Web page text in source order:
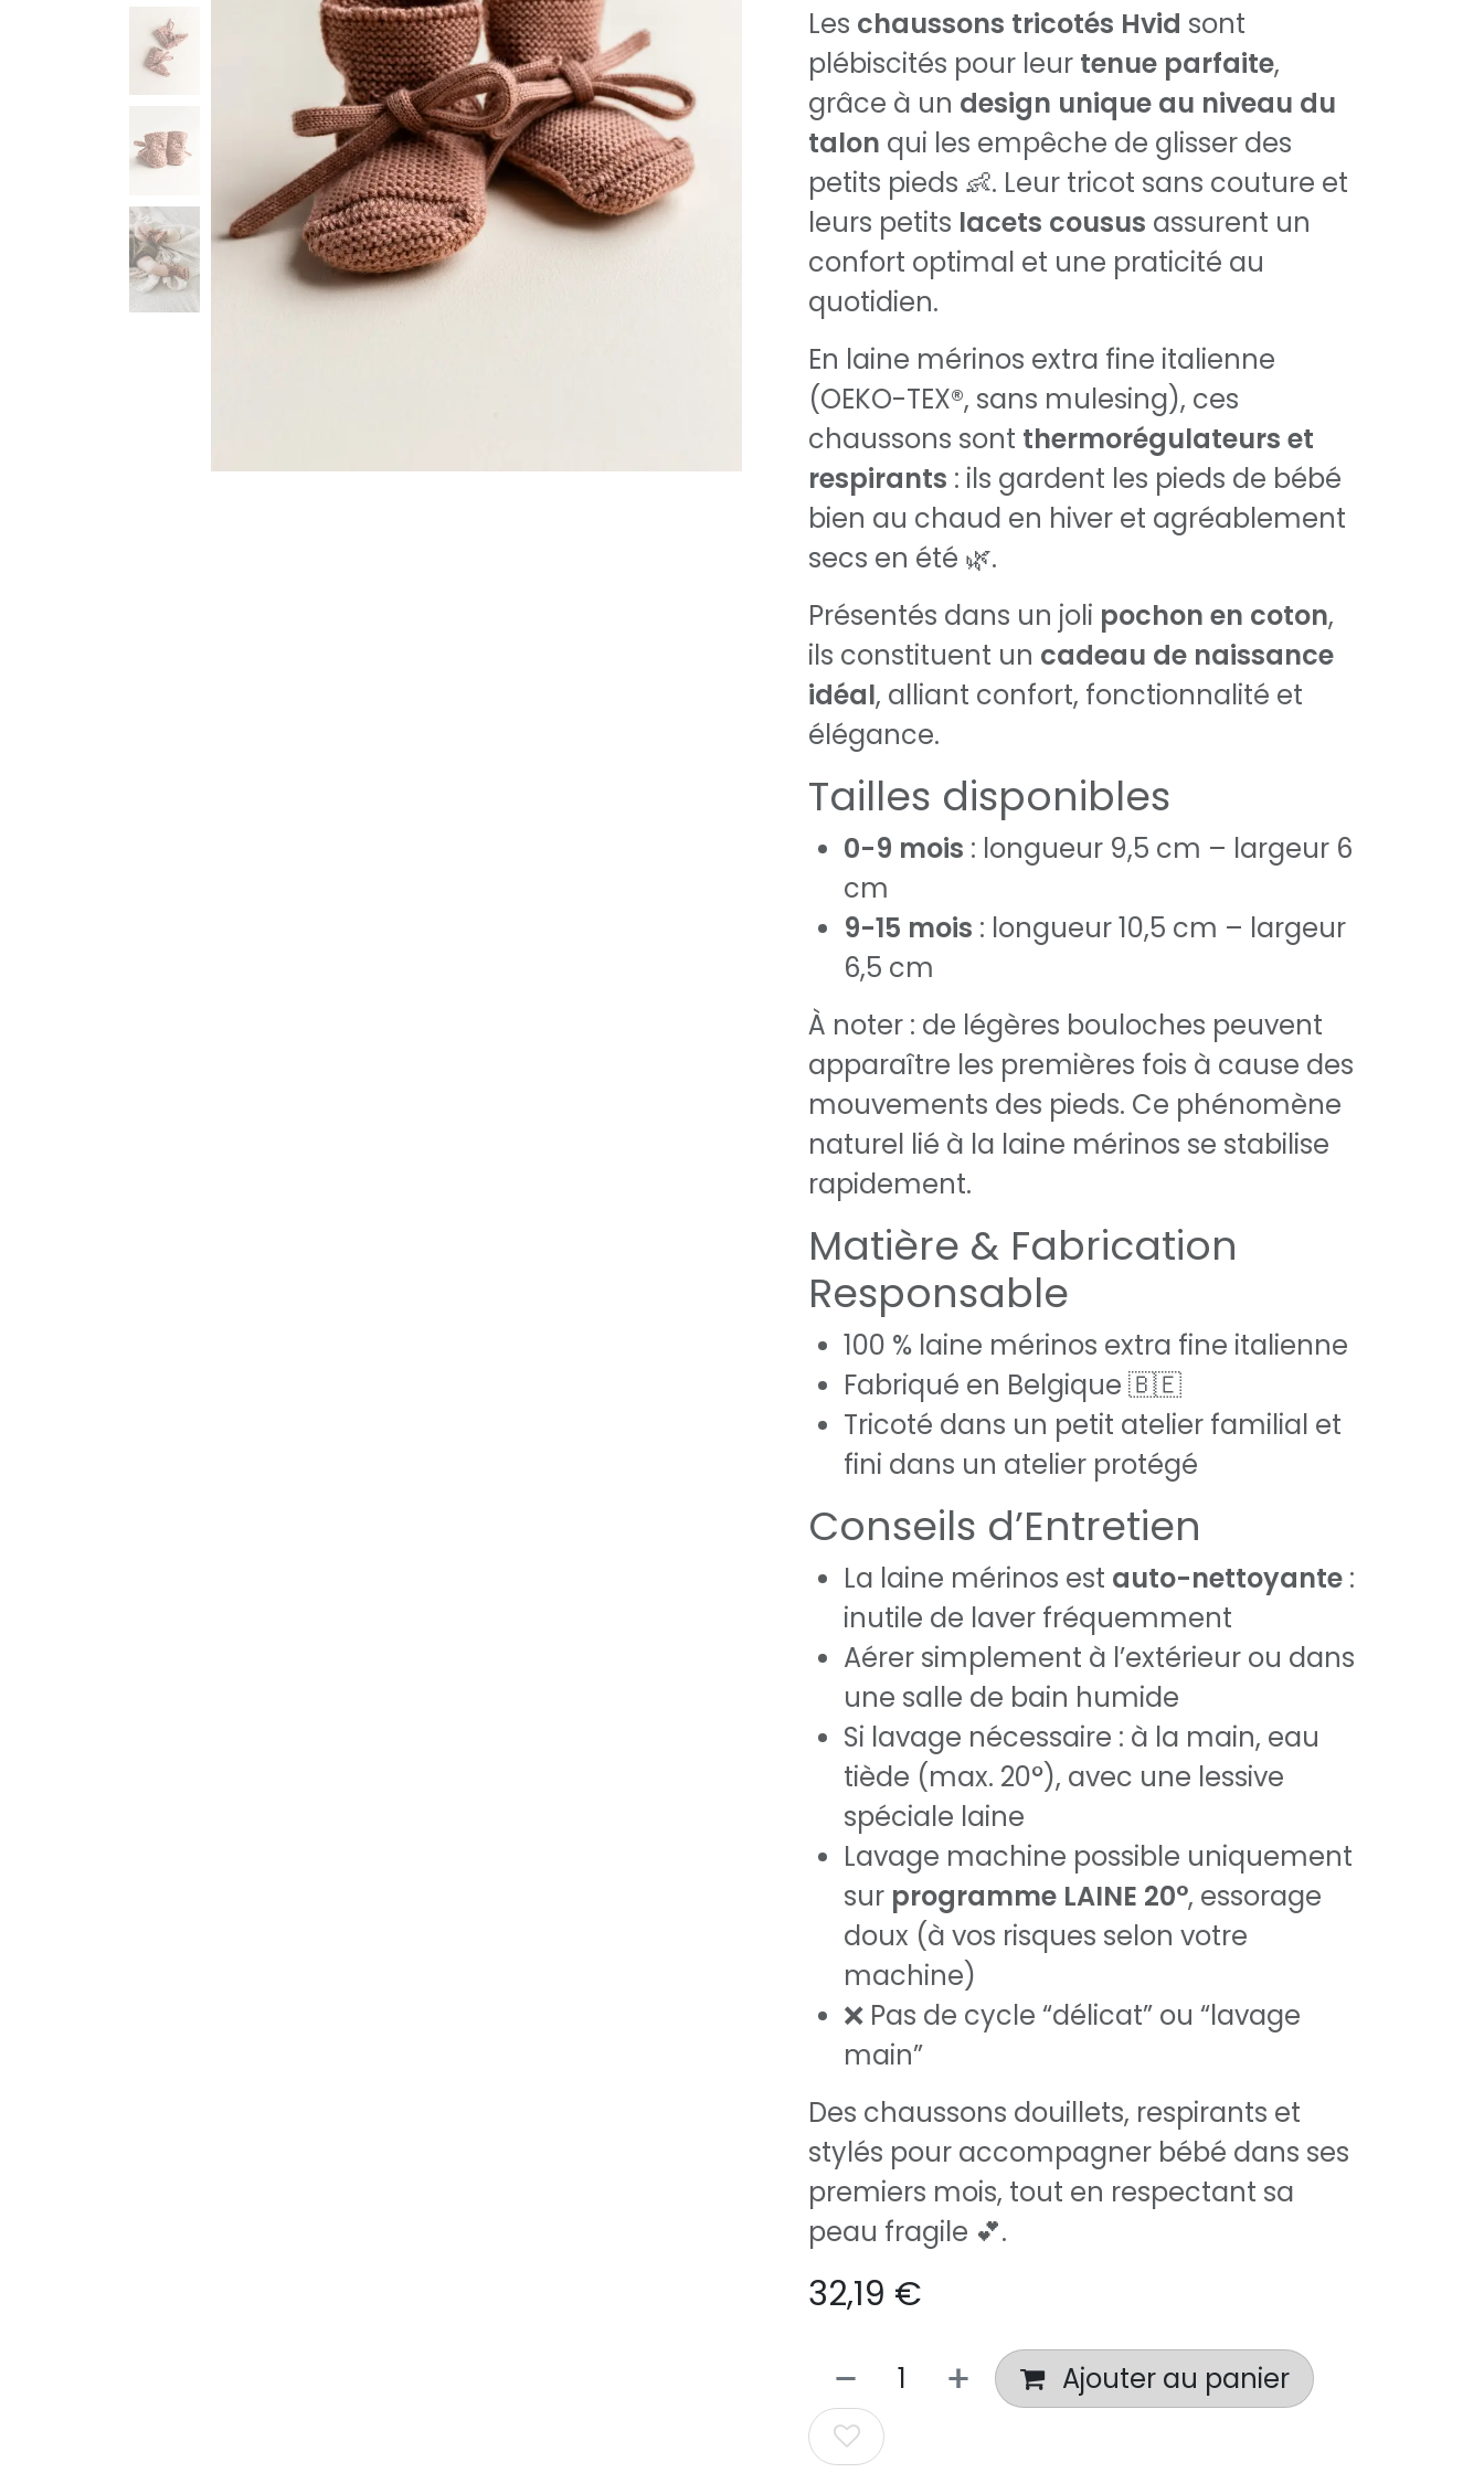
Les chaussons tricotés Hvid sont
plébiscités pour leur tenue parfaite,
grâce à un design unique au niveau du
talon qui les empêche de glisser des
petits pieds 👶. Leur tricot sans couture et
leurs petits lacets cousus assurent un
confort optimal et une praticité au
quotidien.
En laine mérinos extra fine italienne
(OEKO-TEX®, sans mulesing), ces
chaussons sont thermorégulateurs et
respirants : ils gardent les pieds de bébé
bien au chaud en hiver et agréablement
secs en été 🌿.
Présentés dans un joli pochon en coton,
ils constituent un cadeau de naissance
idéal, alliant confort, fonctionnalité et
élégance.
Tailles disponibles
0-9 mois : longueur 9,5 cm – largeur 6
cm
9-15 mois : longueur 10,5 cm – largeur
6,5 cm
À noter : de légères bouloches peuvent
apparaître les premières fois à cause des
mouvements des pieds. Ce phénomène
naturel lié à la laine mérinos se stabilise
rapidement.
Matière & Fabrication
Responsable
100 % laine mérinos extra fine italienne
Fabriqué en Belgique 🇧🇪
Tricoté dans un petit atelier familial et
fini dans un atelier protégé
Conseils d’Entretien
La laine mérinos est auto-nettoyante :
inutile de laver fréquemment
Aérer simplement à l’extérieur ou dans
une salle de bain humide
Si lavage nécessaire : à la main, eau
tiède (max. 20°), avec une lessive
spéciale laine
Lavage machine possible uniquement
sur programme LAINE 20°, essorage
doux (à vos risques selon votre
machine)
❌ Pas de cycle “délicat” ou “lavage
main”
Des chaussons douillets, respirants et
stylés pour accompagner bébé dans ses
premiers mois, tout en respectant sa
peau fragile 💕.
32,19 €
Ajouter au panier